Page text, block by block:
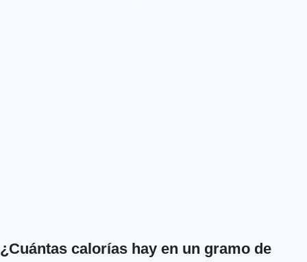
¿Cuántas calorías hay en un gramo de